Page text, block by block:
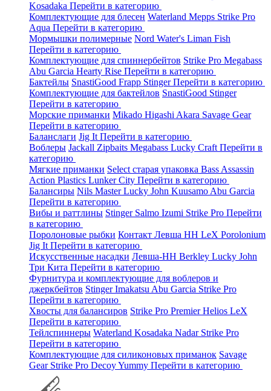
Kosadaka Перейти в категорию
Комплектующие для блесен Waterland Mepps Strike Pro
Aqua Перейти в категорию
Мормышки полимерные Nord Water's Liman Fish
Перейти в категорию
Комплектующие для спиннербейтов Strike Pro Megabass
Abu Garcia Hearty Rise Перейти в категорию
Бактейлы SnastiGood Frapp StingerПерейти в категорию
Комплектующие для бактейлов SnastiGood Stinger
Перейти в категорию
Морские приманки Mikado Higashi Akara Savage Gear
Перейти в категорию
Баланслаги Jig It Перейти в категорию
Воблеры Jackall Zipbaits Megabass Lucky Craft Перейти в
категорию
Мягкие приманки Select старая упаковка Bass Assassin
Action Plastics Lunker City Перейти в категорию
Балансиры Nils MasterLucky John Kuusamo Abu Garcia
Перейти в категорию
Вибы и раттлины Stinger Salmo Izumi Strike Pro Перейти
в категорию
Поролоновые рыбки Контакт Левша НН LeX Porolonium
Jig It Перейти в категорию
Искусственные насадки Левша-НН Berkley Lucky John
Три Кита Перейти в категорию
Фурнитура и комплектующие для воблеров и
джеркбейтов StingerImakatsu Abu Garcia Strike Pro
Перейти в категорию
Хвосты для балансиров Strike Pro PremierHelios LeX
Перейти в категорию
Тейлспиннеры Waterland Kosadaka Nadar Strike Pro
Перейти в категорию
Комплектующие для силиконовых приманок Savage
Gear Strike Pro DecoyYummy Перейти в категорию